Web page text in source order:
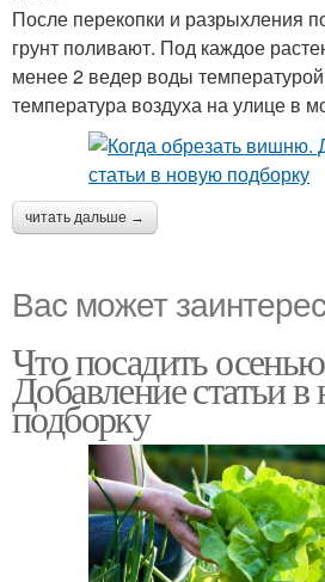
После перекопки и разрыхления
грунт поливают. Под каждое
менее 2 ведер воды
температура воздуха на улице в
читать дальше →
Вас может
Что посадить
Добавление статьи
подборку